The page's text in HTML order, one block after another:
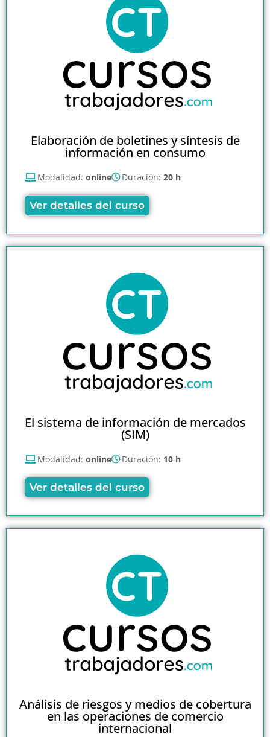
Elaboración de boletines y síntesis de
información en consumo
Modalidad: online Duración: 20 h
Ver detalles del curso
El sistema de información de mercados
(SIM)
Modalidad: online Duración: 10 h
Ver detalles del curso
Análisis de riesgos y medios de cobertura
en las operaciones de comercio
internacional